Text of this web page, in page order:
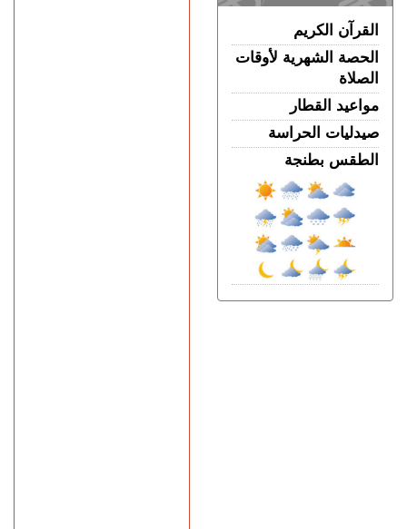
القرآن الكريم
الحصة الشهرية لأوقات
الصلاة
مواعيد القطار
صيدليات الحراسة
الطقس بطنجة